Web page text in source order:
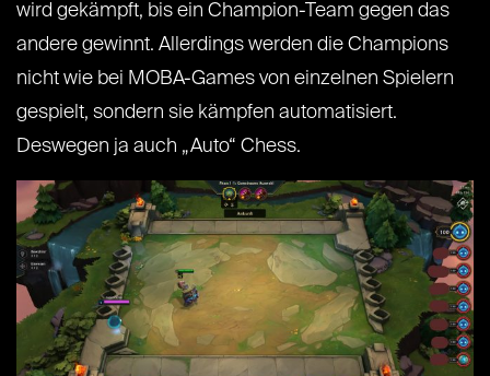
wird gekämpft, bis ein Champion-Team gegen das
andere gewinnt. Allerdings werden die Champions
nicht wie bei MOBA-Games von einzelnen Spielern
gespielt, sondern sie kämpfen automatisiert.
Deswegen ja auch „Auto“ Chess.